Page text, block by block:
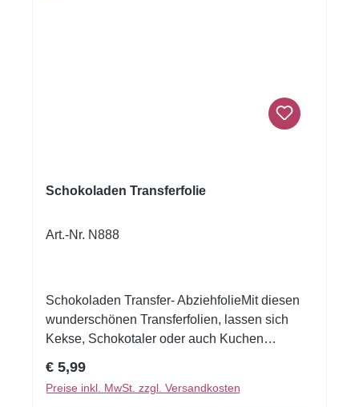
Schokoladen Transferfolie
Art.-Nr. N888
Schokoladen Transfer- AbziehfolieMit diesen
wunderschönen Transferfolien, lassen sich
Kekse, Schokotaler oder auch Kuchen
Sie die Schokolade, streichen Sie die
Schokolade auf die Transferfolie, eventuell mit
Regulärer Preis:
€ 5,99
Preise inkl. MwSt. zzgl. Versandkosten